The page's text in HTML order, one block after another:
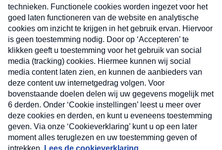
Verzend
Nieuwsbrief
Neem hier een gratis abonnement op onze
nieuwsbrief. Elke vrijdag- en dinsdagochtend in uw